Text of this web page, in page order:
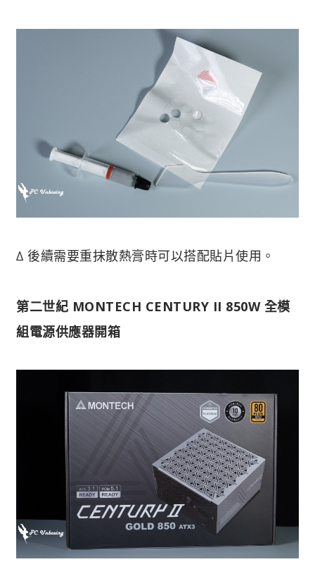
∆ 後續需要重抹散熱膏時可以搭配貼片使用。
第二世紀 MONTECH CENTURY II 850W 全模
組電源供應器開箱